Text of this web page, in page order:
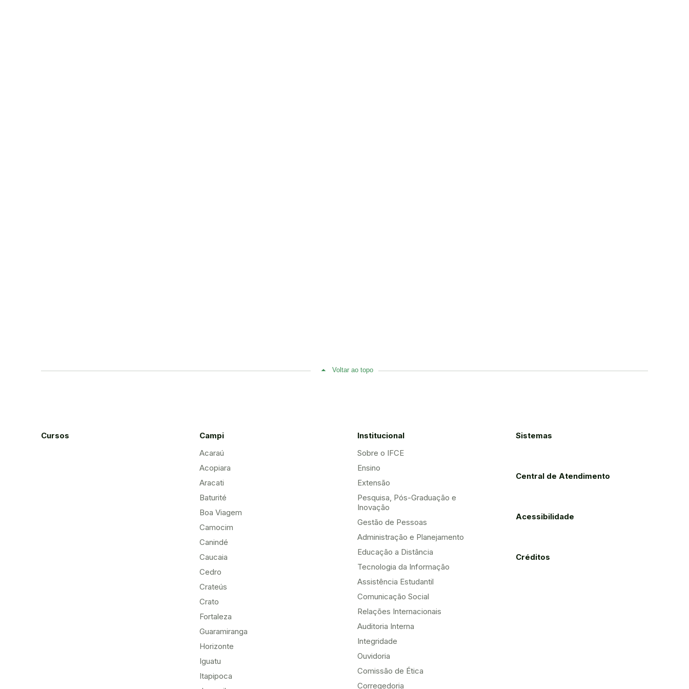
Voltar ao topo
Cursos
Campi
Acaraú
Acopiara
Aracati
Baturité
Boa Viagem
Camocim
Canindé
Caucaia
Cedro
Crateús
Crato
Fortaleza
Guaramiranga
Horizonte
Iguatu
Itapipoca
Institucional
Sobre o IFCE
Ensino
Extensão
Pesquisa, Pós-Graduação e
Inovação
Gestão de Pessoas
Administração e Planejamento
Educação a Distância
Tecnologia da Informação
Assistência Estudantil
Comunicação Social
Relações Internacionais
Auditoria Interna
Integridade
Ouvidoria
Comissão de Ética
Corregedoria
Sistemas
Central de Atendimento
Acessibilidade
Créditos